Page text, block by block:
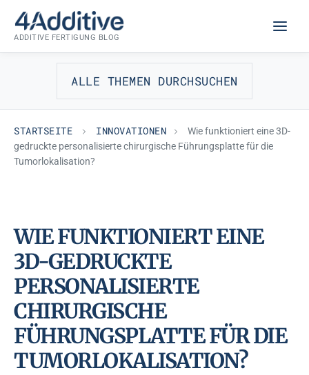
Inhalt
springen
ADDITIVE FERTIGUNG BLOG
ALLE THEMEN DURCHSUCHEN
STARTSEITE INNOVATIONEN
Wie funktioniert eine 3D-
gedruckte personalisierte chirurgische Führungsplatte für die
Tumorlokalisation?
INNOVATIONEN
WIE FUNKTIONIERT EINE
3D-GEDRUCKTE
PERSONALISIERTE
CHIRURGISCHE
FÜHRUNGSPLATTE FÜR DIE
TUMORLOKALISATION?